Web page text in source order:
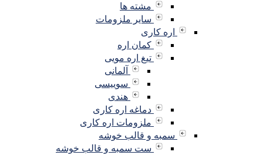
مشته ها
سایر ملزومات
اره کاری
کمان اره
تیغ اره مویی
آلمانی
سوییسی
هندی
دماغه اره کاری
ملزومات اره کاری
سمبه و قالب خوشه
ست سمبه و قالب خوشه